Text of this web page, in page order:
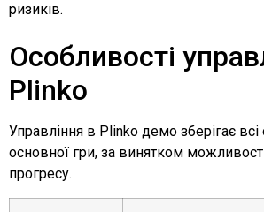
ризиків.
Особливості
Рlinko
Управління в Рlinko демо зберігає всі
основної гри, за винятком
прогресу.